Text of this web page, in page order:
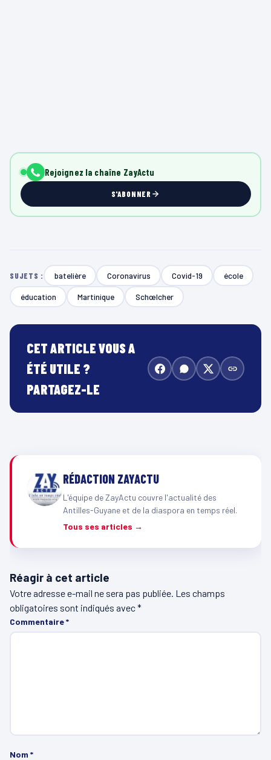
Rejoignez la chaîne ZayActu
S'ABONNER
SUJETS : batelière Coronavirus Covid-19 école
éducation Martinique Schœlcher
CET ARTICLE VOUS A
ÉTÉ UTILE ?
PARTAGEZ-LE
RÉDACTION ZAYACTU
L'équipe de ZayActu couvre l'actualité des
Antilles-Guyane et de la diaspora en temps réel.
Tous ses articles →
Réagir à cet article
Votre adresse e-mail ne sera pas publiée. Les champs
obligatoires sont indiqués avec*
Commentaire*
Nom *